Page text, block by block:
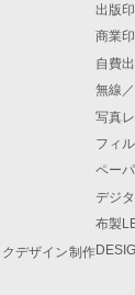
デザイン制作
出版
商業
自費
無線
写真
フィ
ペー
デジ
布製